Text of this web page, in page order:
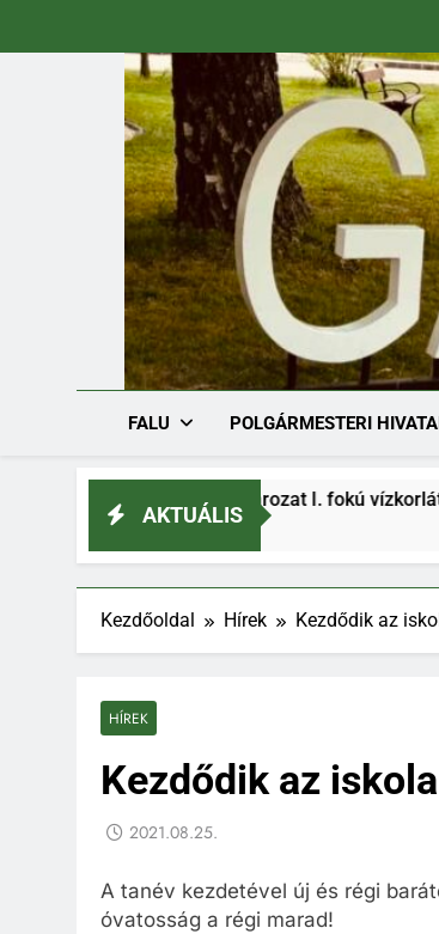
FALU POLGÁRMESTERI
AKTUÁLIS
1536-1/2026. határozat I. fokú vízkorlátozásról
Kezdőoldal Hírek Kezdődik az
HÍREK
Kezdődik az iskola
2021.08.25.
A tanév kezdetével új és régi
óvatosság a régi marad!